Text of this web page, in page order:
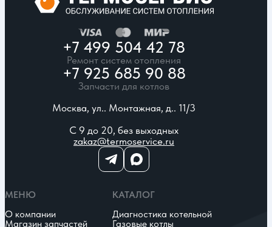
+7 499 504 42 78
Ремонт систем отопления
+7 925 685 90 88
Запчасти для котлов
Москва, ул.. Монтажная, д.. 11/3
С 9 до 20, без выходных
zakaz@termoservice.ru
МЕНЮ
О компании
Магазин запчастей
КАТАЛОГ
Диагностика котельной
Газовые котлы